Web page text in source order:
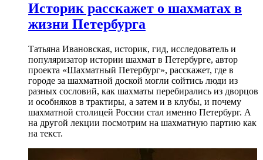
Историк расскажет о шахматах в
жизни Петербурга
Татьяна Ивановская, историк, гид, исследователь и
популяризатор истории шахмат в Петербурге, автор
проекта «Шахматный Петербург», расскажет, где в
городе за шахматной доской могли сойтись люди из
разных сословий, как шахматы перебирались из дворцов
и особняков в трактиры, а затем и в клубы, и почему
шахматной столицей России стал именно Петербург. А
на другой лекции посмотрим на шахматную партию как
на текст.